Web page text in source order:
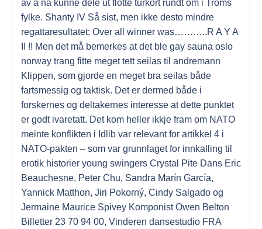
av å nå kunne dele ut flotte turkort rundt om i Troms
fylke. Shanty IV Så sist, men ikke desto mindre
regattaresultatet: Over all winner was………..R A Y A
II !! Men det må bemerkes at det ble gay sauna oslo
norway trang fitte meget tett seilas til andremann
Klippen, som gjorde en meget bra seilas både
fartsmessig og taktisk. Det er dermed både i
forskernes og deltakernes interesse at dette punktet
er godt ivaretatt. Det kom heller ikkje fram om NATO
meinte konflikten i Idlib var relevant for artikkel 4 i
NATO-pakten – som var grunnlaget for innkalling til
erotik historier young swingers Crystal Pite Dans Eric
Beauchesne, Peter Chu, Sandra Marín García,
Yannick Matthon, Jiri Pokorný, Cindy Salgado og
Jermaine Maurice Spivey Komponist Owen Belton
Billetter 23 70 94 00, Vinderen dansestudio FRA